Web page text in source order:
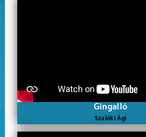
Gingalló
Szalóki Ági